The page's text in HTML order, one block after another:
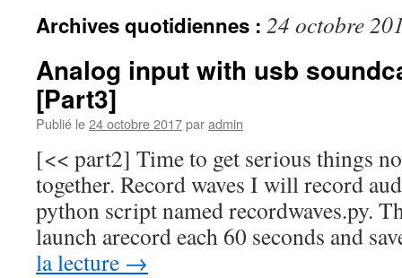
Archives quotidiennes : 24 octobre
Analog input with usb
[Part3]
Publié le24 octobre 2017paradmin
[<< part2] Time to get serious things
together. Record waves I will record
python script named recordwaves.py.
launch arecord each 60 seconds and
la lecture →